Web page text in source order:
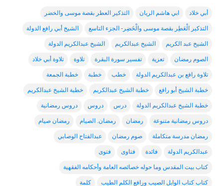
أبي خلاد ابي هاشم الريان التذكير العطر بقصة موسى والخضر
التذكير الْعَطِر بقصة موسى والْخَضِر- الجزء التاسع الشيخ أبي رافع الدولة
الشيخ عبد الكريم الشيخ عبدالكريم الشيخ عبدالكريم الدولة
الصوم رمضان تعزية تفسير سورة البقرة تلاوة تلاوة أبي خلاد
تلاوة رافع بن عبدالكريم الدولة خطب خطبة خطبة الجمعة
خطبة الشيخ أبو رافع خطبة الشيخ عبدالكربم خطبة الشيخ عبدالكريم
خطبة الشيخ عبدالكريم الدولة درس دروس دروس رمضانية
دروس رمضانية متنوعة رمضان رمضان. الصيام رمضان صيام
رمضان مدرسة متكاملة صوم رمضان عبدالفتاح الوصابي
عبدالكريم الدولة فائدة فتاوى فتوى
كتاب بيت المقدس وما حوله خصائصه العامة وأحكامه الفقهية
كتاب كتاب الوابل الصيب ورافع الكلم الطيب كلمة